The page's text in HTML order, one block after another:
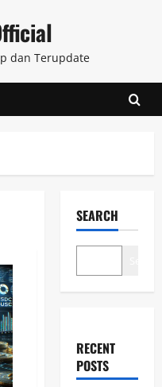
dan Terupdate
SEARCH
RECENT
POSTS